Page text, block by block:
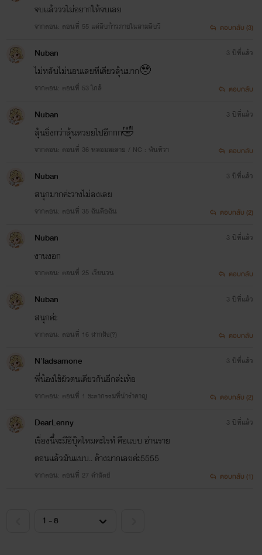
จบแล้วววไม่อยากให้จบเลย
จากตอน: ตอนที่ 55 แค่สิบก้าวภายในสามสิบวิ ตอบกลับ (3)
Nuban
ไม่หลับไม่นอนเลยทีเดียวลุ้นมาก🥹
จากตอน: ตอนที่ 53 ใกล้้
3 ปีที่แล้ว
ตอบกลับ
Nuban
ลุ้นยิ่งกว่าลุ้นหวยยไปอีกกก🤣
จากตอน: ตอนที่ 36 หลอมละลาย / NC : พันทิวา
3 ปีที่แล้ว
ตอบกลับ
Nuban
สนุกมากค่ะวางไม่ลงเลย
จากตอน: ตอนที่ 35 ฉันคือฉัน
3 ปีที่แล้ว
ตอบกลับ (2)
Nuban
งานงอก
จากตอน: ตอนที่ 25 เวียนวน
3 ปีที่แล้ว
ตอบกลับ
Nuban
สนุกค่ะ
จากตอน: ตอนที่ 16 ฝากฝัง(?)
3 ปีที่แล้ว
ตอบกลับ
N'ladsamone
พี่น้องใช้ผัวตนเดียวกันอีกล่ะเห้อ
จากตอน: ตอนที่ 1 ชะตากรรมที่น่ารำคาญ
3 ปีที่แล้ว
ตอบกลับ (2)
DearLenny
เรื่องนี้จะมีอีบุ๊คไหมคะไรท์ คือแบบ อ่านราย
ตอนแล้วมันแบบ.. ค้างมากเลยค่ะ5555
จากตอน: ตอนที่ 27 คำสัตย์
3 ปีที่แล้ว
ตอบกลับ (1)